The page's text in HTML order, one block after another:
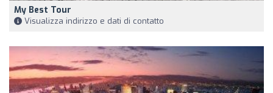
My Best Tour
Visualizza indirizzo e dati di contatto